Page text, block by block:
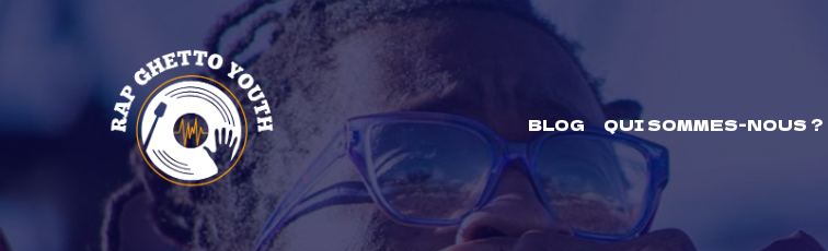
BLOG QUI SOMMES-NOUS ?